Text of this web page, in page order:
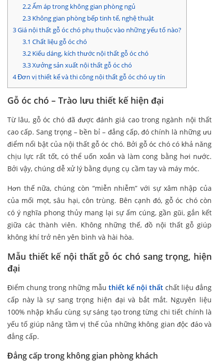
2.2Ấm áp trong không gian phòng ngủ
2.3Không gian phòng bếp tinh tế, nghệ thuật
3Giá nội thất gỗ óc chó phụ thuộc vào những yếu tố nào?
3.1 Chất liệu gỗ óc chó
3.2Kiểu dáng, kích thước nội thất gỗ óc chó
3.3Xưởng sản xuất nội thất gỗ óc chó
4Đơn vị thiết kế và thi công nội thất gỗ óc chó uy tín
Gỗ óc chó – Trào lưu thiết kế hiện đại
Từ lâu, gỗ óc chó đã được đánh giá cao trong ngành nội thất
cao cấp. Sang trọng – bền bỉ – đẳng cấp, đó chính là những ưu
điểm nổi bật của nội thất gỗ óc chó. Bởi gỗ óc chó có khả năng
chịu lực rất tốt, có thể uốn xoắn và làm cong bằng hơi nước.
Bởi vậy, chúng dễ xử lý bằng dụng cụ cầm tay và máy móc.
Hơn thế nữa, chúng còn “miễn nhiễm” với sự xâm nhập của
của mối mọt, sâu hại, côn trùng. Bên cạnh đó, gỗ óc chó còn
có ý nghĩa phong thủy mang lại sự ấm cúng, gần gũi, gắn kết
giữa các thành viên. Không những thế, đồ nội thất gỗ giúp
không khí trở nên yên bình và hài hòa.
Mẫu thiết kế nội thất gỗ óc chó sang trọng, hiện
đại
Điểm chung trong những mẫu thiết kế nội thất chất liệu đẳng
cấp này là sự sang trọng hiện đại và bắt mắt. Nguyên liệu
100% nhập khẩu cùng sự sáng tạo trong từng chi tiết chính là
yếu tố giúp nâng tầm vị thế của những không gian độc đáo và
đẳng cấp.
Đẳng cấp trong không gian phòng khách